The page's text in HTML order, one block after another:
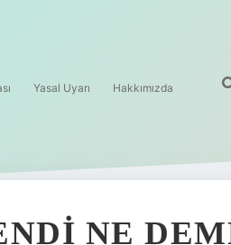
Yasal Uyarı Hakkımızda
NE